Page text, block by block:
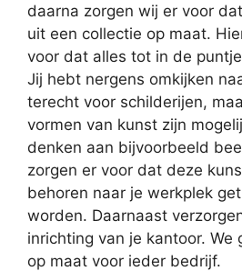
daarna zorgen wij er voor
uit een collectie op maat.
voor dat alles tot in de
Jij hebt nergens omkijken
terecht voor schilderijen,
vormen van kunst zijn
denken aan bijvoorbeeld
zorgen er voor dat deze
behoren naar je werkplek
worden. Daarnaast
inrichting van je kantoor. We
op maat voor ieder bedrijf.